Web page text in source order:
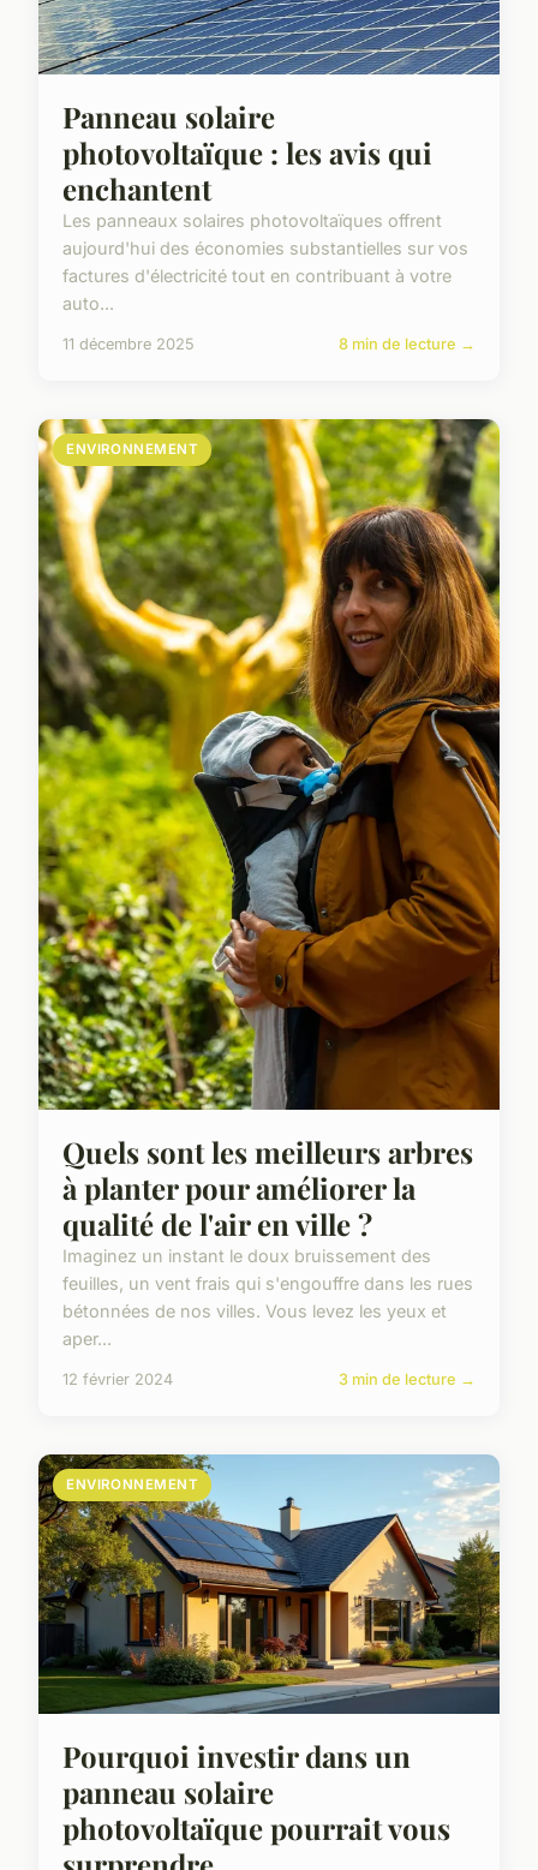
Panneau solaire
photovoltaïque : les avis qui
enchantent
Les panneaux solaires photovoltaïques offrent
aujourd'hui des économies substantielles sur vos
factures d'électricité tout en contribuant à votre
auto...
11 décembre 2025 8 min de lecture →
ENVIRONNEMENT
Quels sont les meilleurs arbres
à planter pour améliorer la
qualité de l'air en ville ?
Imaginez un instant le doux bruissement des
feuilles, un vent frais qui s'engouffre dans les rues
bétonnées de nos villes. Vous levez les yeux et
aper...
12 février 2024 3 min de lecture →
ENVIRONNEMENT
Pourquoi investir dans un
panneau solaire
photovoltaïque pourrait vous